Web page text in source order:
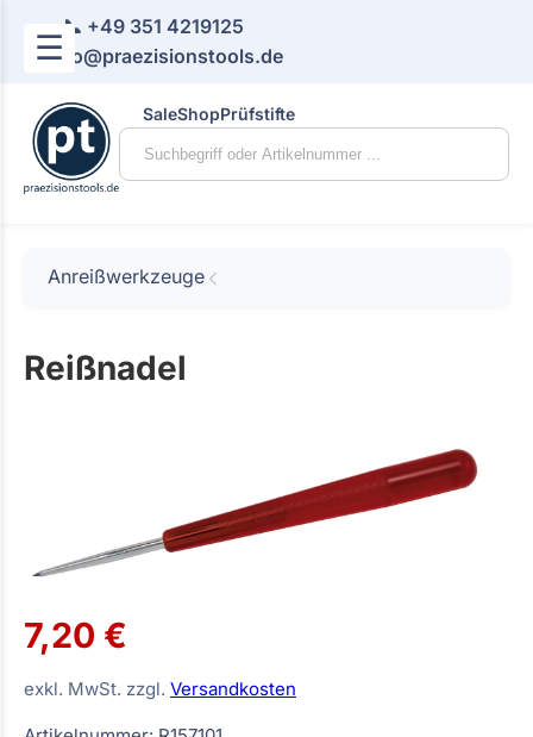
☰
📞 +49 351 4219125
📧 info@praezisionstools.de
SaleShopPrüfstifte
Anreißwerkzeuge
Reißnadel
7,20 €
exkl. MwSt. zzgl. Versandkosten